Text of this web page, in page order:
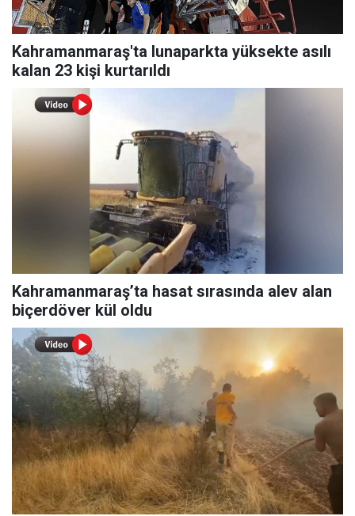
Kahramanmaraş'ta lunaparkta yüksekte asılı
kalan 23 kişi kurtarıldı
Kahramanmaraş’ta hasat sırasında alev alan
biçerdöver kül oldu